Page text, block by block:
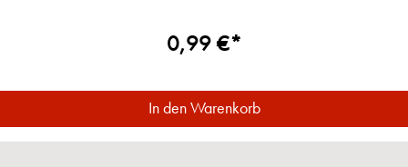
0,99 €*
In den Warenkorb